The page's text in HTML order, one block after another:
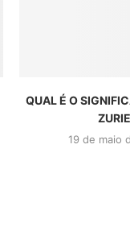
QUAL É O
19 de maio